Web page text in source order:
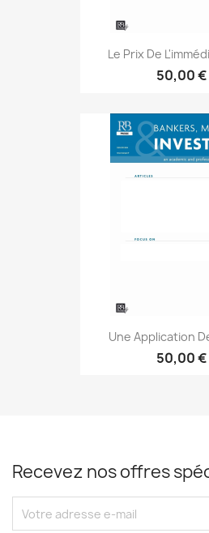
Le Prix De
50,00 €
Une Application
50,00 €
Recevez nos offres